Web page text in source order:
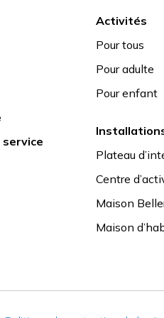
service
Activités
Pour tous
Pour adulte
Pour enfant
Plateau
Centre
Maison
Maison